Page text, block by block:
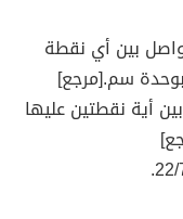
بين أي نقطة
سم. [مرجع]
أية نقطتين عليها